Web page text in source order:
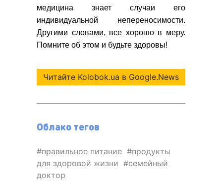
медицина знает случаи его
индивидуальной непереносимости.
Другими словами, все хорошо в меру.
Помните об этом и будьте здоровы!
Читайте Kolobok.ua в Google.News
Облако тегов
правильное питание
продукты
для здоровой жизни
семейный
доктор